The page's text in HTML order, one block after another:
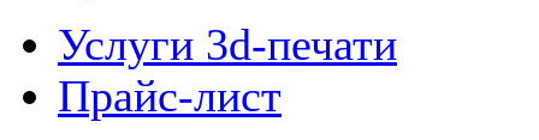
Услуги 3d-печати
Прайс-лист